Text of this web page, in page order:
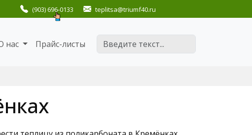
(903) 696-0133 teplitsa@triumf40.ru
нас Прайс-листы Поиск